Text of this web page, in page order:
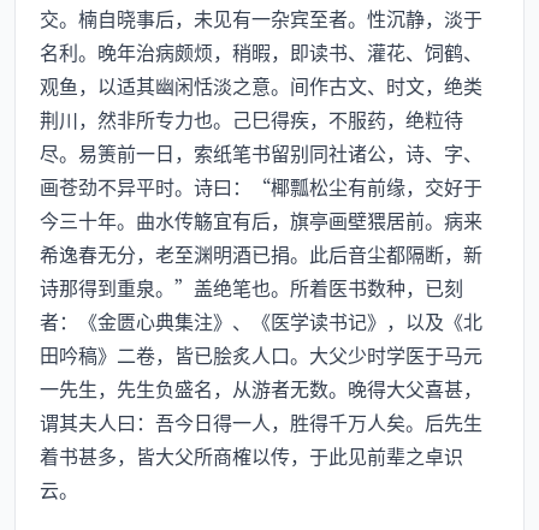
交。楠自晓事后，未见有一杂宾至者。性沉静，淡于
名利。晚年治病颇烦，稍暇，即读书、灌花、饲鹤、
观鱼，以适其幽闲恬淡之意。间作古文、时文，绝类
荆川，然非所专力也。己巳得疾，不服药，绝粒待
尽。易箦前一日，索纸笔书留别同社诸公，诗、字、
画苍劲不异平时。诗曰：“椰瓢松尘有前缘，交好于
今三十年。曲水传觞宜有后，旗亭画壁猥居前。病来
希逸春无分，老至渊明酒已捐。此后音尘都隔断，新
诗那得到重泉。”盖绝笔也。所着医书数种，已刻
者：《金匮心典集注》、《医学读书记》，以及《北
田吟稿》二卷，皆已脍炙人口。大父少时学医于马元
一先生，先生负盛名，从游者无数。晚得大父喜甚，
谓其夫人曰：吾今日得一人，胜得千万人矣。后先生
着书甚多，皆大父所商榷以传，于此见前辈之卓识
云。